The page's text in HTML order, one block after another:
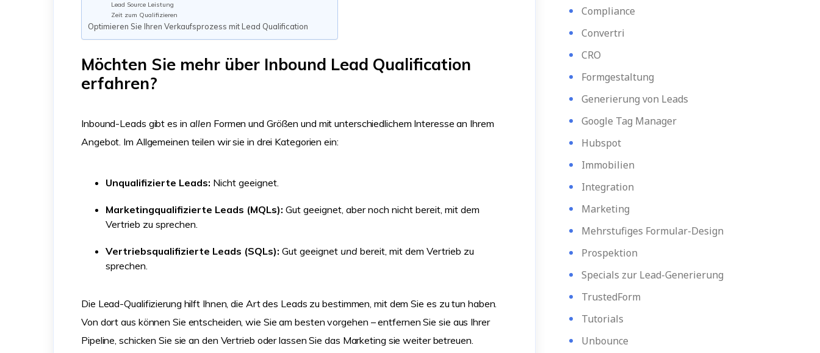
Lead Source Leistung
Zeit zum Qualifizieren
Optimieren Sie Ihren Verkaufsprozess mit Lead Qualification
Möchten Sie mehr über Inbound Lead Qualification
erfahren?
Inbound-Leads gibt es in allen Formen und Größen und mit unterschiedlichem Interesse an Ihrem
Angebot. Im Allgemeinen teilen wir sie in drei Kategorien ein:
Unqualifizierte Leads: Nicht geeignet.
Marketingqualifizierte Leads (MQLs): Gut geeignet, aber noch nicht bereit, mit dem
Vertrieb zu sprechen.
Vertriebsqualifizierte Leads (SQLs): Gut geeignet und bereit, mit dem Vertrieb zu
sprechen.
Die Lead-Qualifizierung hilft Ihnen, die Art des Leads zu bestimmen, mit dem Sie es zu tun haben.
Von dort aus können Sie entscheiden, wie Sie am besten vorgehen – entfernen Sie sie aus Ihrer
Pipeline, schicken Sie sie an den Vertrieb oder lassen Sie das Marketing sie weiter betreuen.
Compliance
Convertri
CRO
Formgestaltung
Generierung von Leads
Google Tag Manager
Hubspot
Immobilien
Integration
Marketing
Mehrstufiges Formular-Design
Prospektion
Specials zur Lead-Generierung
TrustedForm
Tutorials
Unbounce